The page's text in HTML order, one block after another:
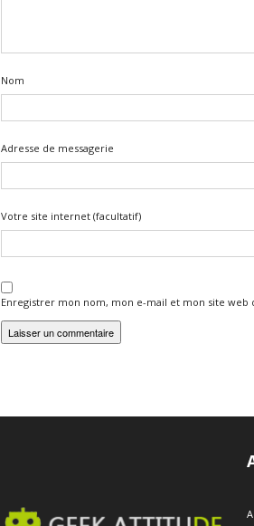
Nom
Adresse de messagerie
Votre site internet (facultatif)
Enregistrer mon nom, mon e-mail et mon site